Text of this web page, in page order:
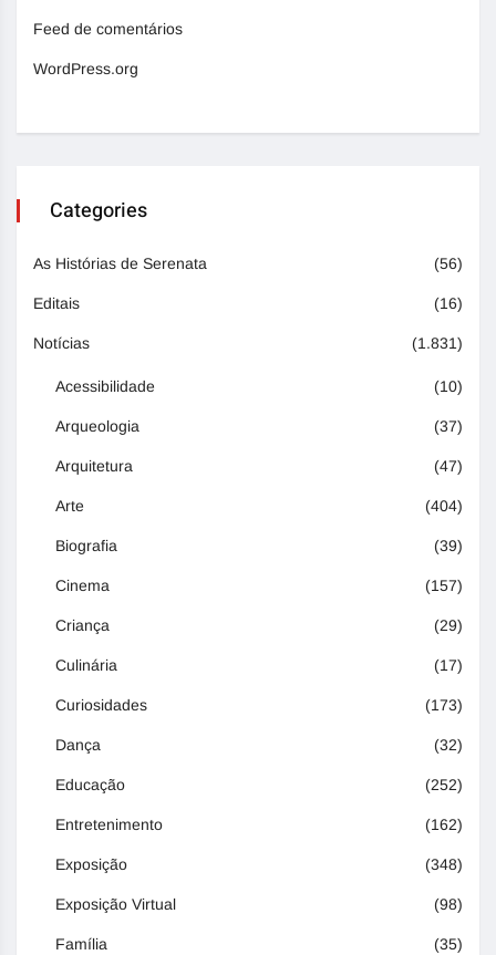
Feed de comentários
WordPress.org
Categories
As Histórias de Serenata (56)
Editais (16)
Notícias (1.831)
Acessibilidade (10)
Arqueologia (37)
Arquitetura (47)
Arte (404)
Biografia (39)
Cinema (157)
Criança (29)
Culinária (17)
Curiosidades (173)
Dança (32)
Educação (252)
Entretenimento (162)
Exposição (348)
Exposição Virtual (98)
Família (35)